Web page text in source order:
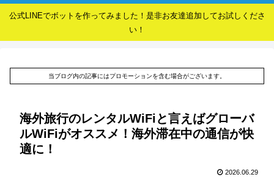
公式LINEでボットを作ってみました！是非お友達追加してお試しくださ
い！
当ブログ内の記事にはプロモーションを含む場合がございます。
海外旅行のレンタルWiFiと言えばグローバ
ルWiFiがオススメ！海外滞在中の通信が快
適に！
2026.06.29